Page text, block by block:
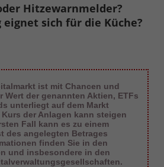
Hitzewarnmelder?
eignet sich für die Küche?
ist mit Chancen und
Wert der genannten Aktien, ETFs
unterliegt auf dem Markt
der Anlagen kann steigen
Fall kann es zu einem
des angelegten Betrages
finden Sie in den
und insbesondere in den